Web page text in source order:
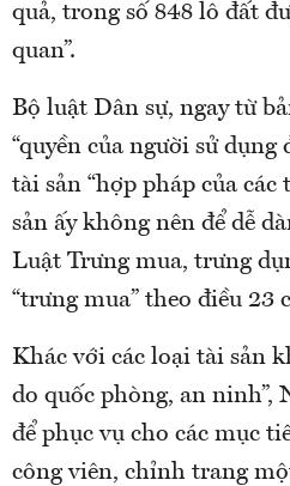
quả, trong số 848 lô đất
quan”.
Bộ luật Dân sự, ngay từ
“quyền của người sử dụng
tài sản “hợp pháp của
sản ấy không nên để dễ
Luật Trưng mua, trưng
“trưng mua” theo điều 23
Khác với các loại tài sản
do quốc phòng, an ninh”,
để phục vụ cho các mục
công viên, chỉnh trang